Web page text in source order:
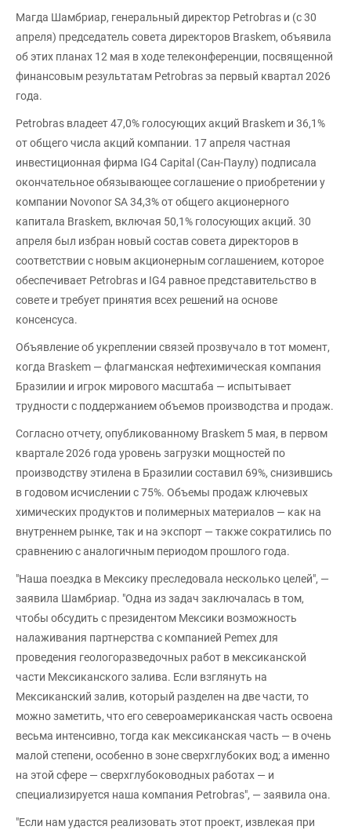
Магда Шамбриар, генеральный директор Petrobras и (с 30
апреля) председатель совета директоров Braskem, объявила
об этих планах 12 мая в ходе телеконференции, посвященной
финансовым результатам Petrobras за первый квартал 2026
года.
Petrobras владеет 47,0% голосующих акций Braskem и 36,1%
от общего числа акций компании. 17 апреля частная
инвестиционная фирма IG4 Capital (Сан-Паулу) подписала
окончательное обязывающее соглашение о приобретении у
компании Novonor SA 34,3% от общего акционерного
капитала Braskem, включая 50,1% голосующих акций. 30
апреля был избран новый состав совета директоров в
соответствии с новым акционерным соглашением, которое
обеспечивает Petrobras и IG4 равное представительство в
совете и требует принятия всех решений на основе
консенсуса.
Объявление об укреплении связей прозвучало в тот момент,
когда Braskem — флагманская нефтехимическая компания
Бразилии и игрок мирового масштаба — испытывает
трудности с поддержанием объемов производства и продаж.
Согласно отчету, опубликованному Braskem 5 мая, в первом
квартале 2026 года уровень загрузки мощностей по
производству этилена в Бразилии составил 69%, снизившись
в годовом исчислении с 75%. Объемы продаж ключевых
химических продуктов и полимерных материалов — как на
внутреннем рынке, так и на экспорт — также сократились по
сравнению с аналогичным периодом прошлого года.
"Наша поездка в Мексику преследовала несколько целей", —
заявила Шамбриар. "Одна из задач заключалась в том,
чтобы обсудить с президентом Мексики возможность
налаживания партнерства с компанией Pemex для
проведения геологоразведочных работ в мексиканской
части Мексиканского залива. Если взглянуть на
Мексиканский залив, который разделен на две части, то
можно заметить, что его североамериканская часть освоена
весьма интенсивно, тогда как мексиканская часть — в очень
малой степени, особенно в зоне сверхглубоких вод; а именно
на этой сфере — сверхглубоководных работах — и
специализируется наша компания Petrobras", — заявила она.
"Если нам удастся реализовать этот проект, извлекая при